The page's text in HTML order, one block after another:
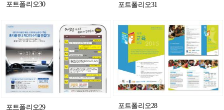
포트폴리오30 포트폴리오31
포트폴리오29 포트폴리오28